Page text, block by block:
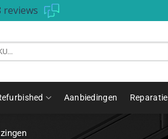
reviews
Aanbiedingen Reparatie